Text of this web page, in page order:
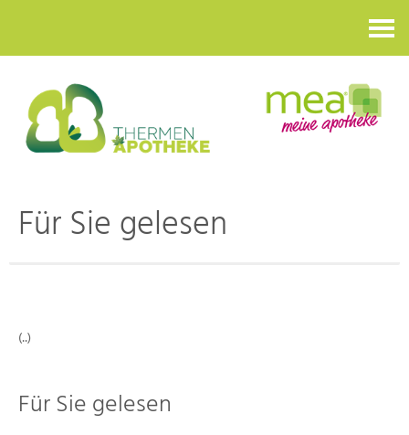
Für Sie gelesen
(..)
Für Sie gelesen